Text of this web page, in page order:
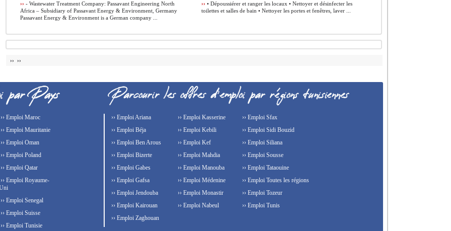
›› - Wastewater Treatment Company: Passavant Engineering North
Africa – Subsidiary of Passavant Energy & Environment, Germany
Passavant Energy & Environment is a German company ...
›› • Dépoussiérer et ranger les locaux • Nettoyer et désinfecter les
toilettes et salles de bain • Nettoyer les portes et fenêtres, laver ...
›› ››
›› Emploi Maroc
›› Emploi Mauritanie
›› Emploi Oman
›› Emploi Poland
›› Emploi Qatar
›› Emploi Royaume-
›› Emploi Senegal
›› Emploi Suisse
›› Emploi Tunisie
›› Emploi Ariana
›› Emploi Béja
›› Emploi Ben Arous
›› Emploi Bizerte
›› Emploi Gabes
›› Emploi Gafsa
›› Emploi Jendouba
›› Emploi Kairouan
›› Emploi Kasserine
›› Emploi Kebili
›› Emploi Kef
›› Emploi Mahdia
›› Emploi Manouba
›› Emploi Médenine
›› Emploi Monastir
›› Emploi Nabeul
›› Emploi Sfax
›› Emploi Sidi Bouzid
›› Emploi Siliana
›› Emploi Sousse
›› Emploi Tataouine
›› Emploi Toutes les régions
›› Emploi Tozeur
›› Emploi Tunis
›› Emploi Zaghouan